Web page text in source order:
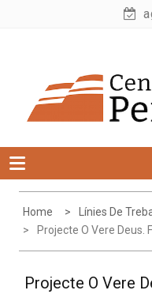
Home Línies De
Projecte O Vere Deus.
Projecte O Vere